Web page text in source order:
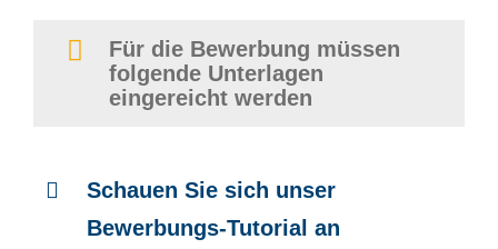
Für die Bewerbung müssen
folgende Unterlagen
eingereicht werden
Schauen Sie sich unser
Bewerbungs-Tutorial an